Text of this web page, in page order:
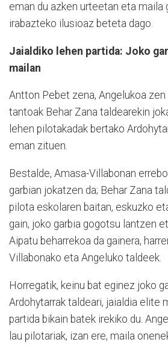
eman du azken urteetan eta maila
irabazteko ilusioaz beteta dago.
Jaialdiko lehen partida: Joko
mailan
Antton Pebet zena, Angelukoa
tantoak Behar Zana taldearekin
lehen pilotakadak bertako
eman zituen.
Bestalde, Amasa-Villabonan
garbian jokatzen da; Behar Zana
pilota eskolaren baitan, eskuzko
gain, joko garbia gogotsu lantzen
Aipatu beharrekoa da gainera,
Villabonako eta Angeluko taldeek.
Horregatik, keinu bat eginez joko
Ardohytarrak taldeari, jaialdia elite
partida bikain batek irekiko du.
lau pilotariak, izan ere, maila